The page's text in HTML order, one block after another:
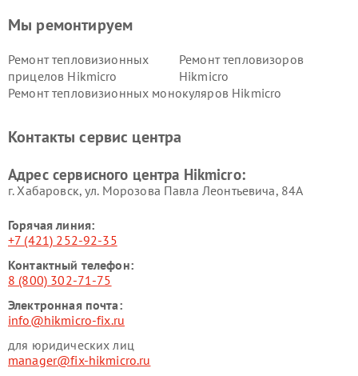
Мы ремонтируем
Ремонт тепловизионных
прицелов Hikmicro
Ремонт тепловизоров
Hikmicro
Ремонт тепловизионных монокуляров Hikmicro
Контакты сервис центра
Адрес сервисного центра Hikmicro:
г. Хабаровск, ул. Морозова Павла Леонтьевича, 84А
Горячая линия:
+7 (421) 252-92-35
Контактный телефон:
8 (800) 302-71-75
Электронная почта:
info@hikmicro-fix.ru
для юридических лиц
manager@fix-hikmicro.ru